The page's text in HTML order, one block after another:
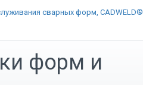
сварных форм, CADWELD®
форм и